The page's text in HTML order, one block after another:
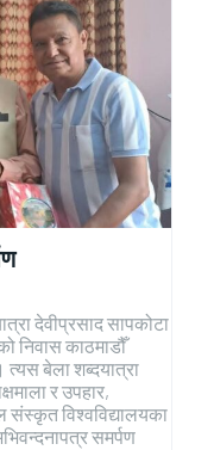
देवीप्रसाद सापकोटा
निवास काठमाडौँ
त्यस बेला शब्दयात्रा
र उपहार,
संस्कृत विश्वविद्यालयका
समर्पण